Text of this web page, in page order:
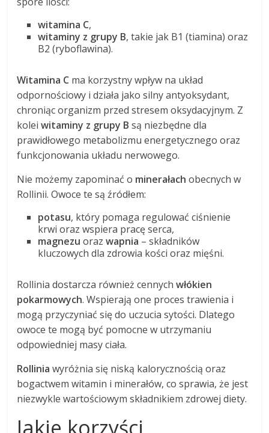
witamina C,
witaminy z grupy B, takie jak B1 (tiamina) oraz
B2 (ryboflawina).
Witamina C ma korzystny wpływ na układ
odpornościowy i działa jako silny antyoksydant,
chroniąc organizm przed stresem oksydacyjnym. Z
koleiwitaminy z grupy B są niezbędne dla
prawidłowego metabolizmu energetycznego oraz
funkcjonowania układu nerwowego.
Nie możemy zapominać o minerałach obecnych w
Rollinii. Owoce te są źródłem:
potasu, który pomaga regulować ciśnienie
krwi oraz wspiera pracę serca,
magnezu orazwapnia – składników
kluczowych dla zdrowia kości oraz mięśni.
Rollinia dostarcza również cennychwłókien
pokarmowych. Wspierają one proces trawienia i
mogą przyczyniać się do uczucia sytości. Dlatego
owoce te mogą być pomocne w utrzymaniu
odpowiedniej masy ciała.
Rollinia wyróżnia się niską kalorycznością oraz
bogactwem witamin i minerałów, co sprawia, że jest
niezwykle wartościowym składnikiem zdrowej diety.